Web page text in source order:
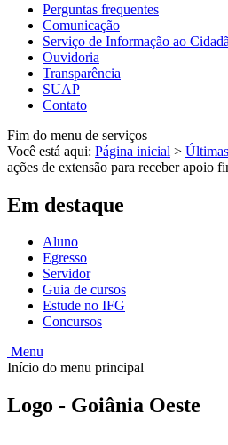
Perguntas frequentes
Comunicação
Serviço de Informação ao
Ouvidoria
Transparência
SUAP
Contato
Fim do menu de serviços
Você está aqui: Página inicial >
ações de extensão para receber apoio
Em destaque
Aluno
Egresso
Servidor
Guia de cursos
Estude no IFG
Concursos
Menu
Início do menu principal
Logo - Goiânia Oeste